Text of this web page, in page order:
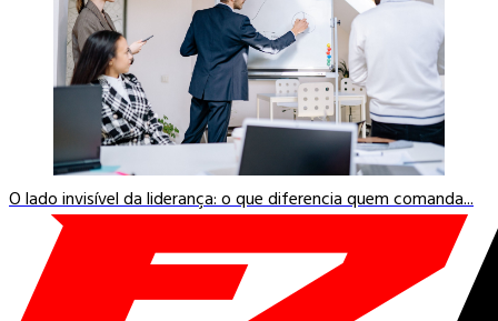
O lado invisível da liderança: o que diferencia quem comanda...